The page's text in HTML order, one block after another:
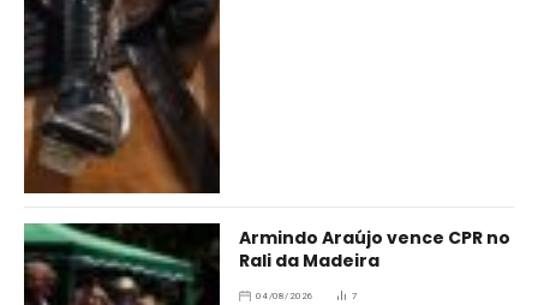
Armindo Araújo vence CPR no
Rali da Madeira
04/08/2026 7